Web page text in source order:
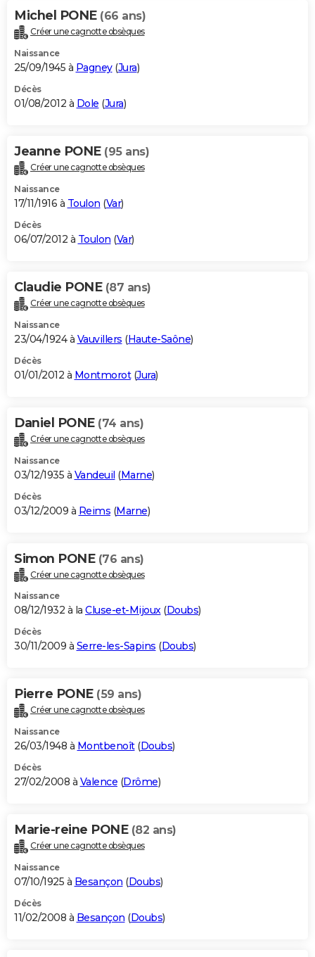
Michel PONE (66 ans)
Créer une cagnotte obsèques
Naissance
25/09/1945 à Pagney(Jura)
Décès
01/08/2012 à Dole (Jura)
Jeanne PONE (95 ans)
Créer une cagnotte obsèques
Naissance
17/11/1916 à Toulon (Var)
Décès
06/07/2012 à Toulon (Var)
Claudie PONE (87 ans)
Créer une cagnotte obsèques
Naissance
23/04/1924 à Vauvillers (Haute-Saône)
Décès
01/01/2012 à Montmorot(Jura)
Daniel PONE (74 ans)
Créer une cagnotte obsèques
Naissance
03/12/1935 à Vandeuil (Marne)
Décès
03/12/2009 à Reims (Marne)
Simon PONE (76 ans)
Créer une cagnotte obsèques
Naissance
08/12/1932 à la Cluse-et-Mijoux(Doubs)
Décès
30/11/2009 à Serre-les-Sapins (Doubs)
Pierre PONE (59 ans)
Créer une cagnotte obsèques
Naissance
26/03/1948 à Montbenoît(Doubs)
Décès
27/02/2008 à Valence (Drôme)
Marie-reine PONE (82 ans)
Créer une cagnotte obsèques
Naissance
07/10/1925 à Besançon (Doubs)
Décès
11/02/2008 à Besançon (Doubs)